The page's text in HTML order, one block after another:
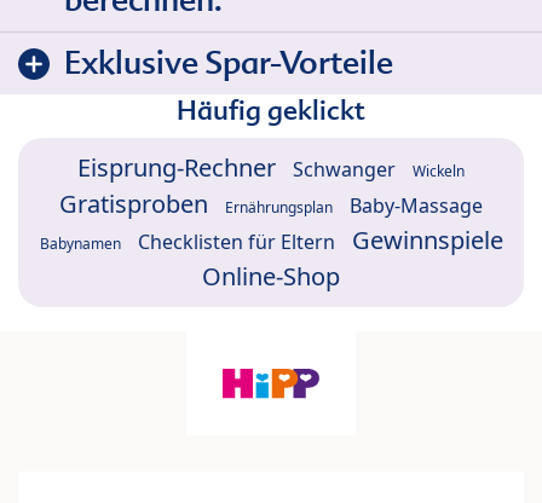
Exklusive Spar-Vorteile
Häufig geklickt
Eisprung-Rechner Schwanger Wickeln
Gratisproben Ernährungsplan Baby-Massage
Babynamen Checklisten für Eltern
Gewinnspiele
Online-Shop